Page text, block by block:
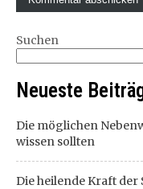
Suchen
Neueste
Die möglichen
wissen sollten
Die heilende Kraft